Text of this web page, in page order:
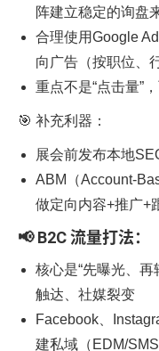
阵建立稳定的询盘
合理使用Google
向广告（按职位、
重点不是“点击量”
🎯 补充利器：
展会前发布本地
ABM（Account-
做定向内容+推广+
📢 B2C 流量打法：
核心是“先曝光、
触达、社媒裂变
Facebook、
建私域（EDM/SMS